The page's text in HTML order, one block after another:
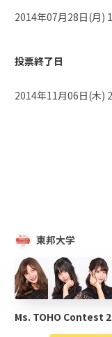
2014年07月28日(月)
投票終了日
2014年11月06日(木)
東邦大学
Ms. TOHO Contest